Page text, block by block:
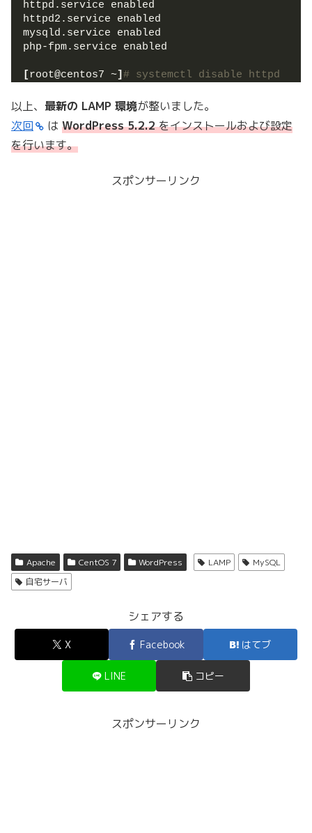
httpd.service enabled
httpd2.service enabled
mysqld.service enabled
php-fpm.service enabled
[root@centos7 ~] # systemctl disable httpd
以上、 最新の LAMP 環境が整いました。
次回
は WordPress 5.2.2をインストールおよび設定
を行います。
スポンサーリンク
Apache CentOS 7 WordPress LAMP
MySQL
自宅サーバ
シェアする
X Facebook はてブ
LINE コピー
スポンサーリンク